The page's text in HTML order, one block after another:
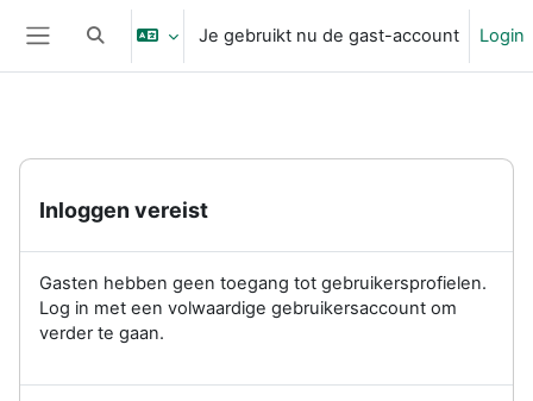
Ga naar hoofdinhoud
Schakel zoek invoerJe gebruikt nu de gast-account Login
Inloggen vereist
Gasten hebben geen toegang tot gebruikersprofielen.
Log in met een volwaardige gebruikersaccount om
verder te gaan.